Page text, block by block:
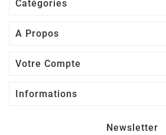
Catégories
A Propos
Votre Compte
Informations
Newsletter